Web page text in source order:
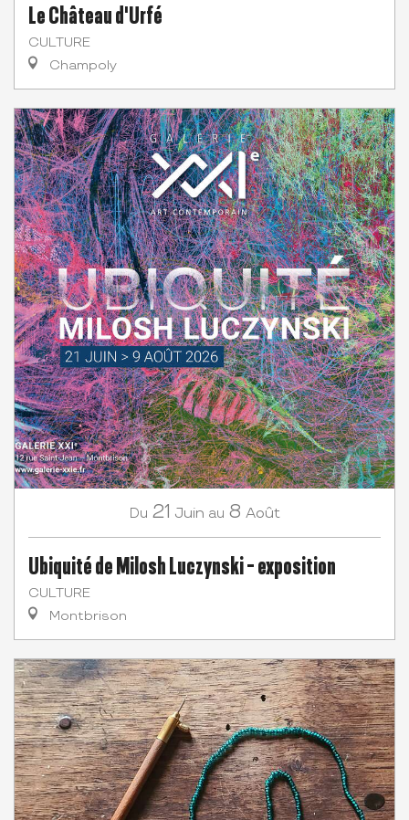
Le Château d'Urfé
CULTURE
Champoly
Du 21 Juin au 8 Août
Ubiquité de Milosh Luczynski - exposition
CULTURE
Montbrison